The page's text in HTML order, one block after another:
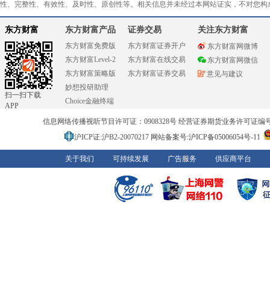
性、完整性、有效性、及时性、原创性等。相关信息并未经过本网站证实，不对您
东方财富
扫一扫下载
APP
东方财富产品
东方财富免费版
东方财富Level-2
东方财富策略版
妙想投研助理
Choice金融终端
证券交易
东方财富证券开户
东方财富在线交易
东方财富证券交易
关注东方财富
东方财富网微博
东方财富网微信
意见与建议
信息网络传播视听节目许可证：0908328号 经营证券期货业务许可证编
沪ICP证:沪B2-20070217 网站备案号:沪ICP备05006054号-11
关于我们 可持续发展 广告服务 供应商平台